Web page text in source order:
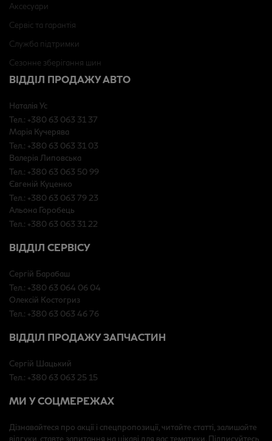
Аксесуари
Сервіс та гарантія
Служба підтримки
Сезонне зберігання шин
ВІДДІЛ ПРОДАЖУ АВТО
Наталія Ус
Тел.: +380 63 063 31 37
Марія Кучерява
Тел.: +380 63 063 31 03
Валерія Липовська
Тел.: +380 63 063 50 99
Євгеній Куценко
Тел.: +380 63 063 79 23
Альона Горобець
Тел.: +380 63 063 31 22
ВІДДІЛ СЕРВІСУ
Сергій Барабаш
Тел.: +380 63 064 06 04
Олексій Костогриз
Тел.: +380 63 063 46 76
ВІДДІЛ ПРОДАЖУ ЗАПЧАСТИН
Сергій Шацький
Тел.: +380 63 063 25 15
МИ У СОЦМЕРЕЖАХ
Дізнавайтеся про акції і спецпропозиції, читайте статті, залишайте
відгуки, ставте запитання на цікаві для вас тематики. Підписуйтесь